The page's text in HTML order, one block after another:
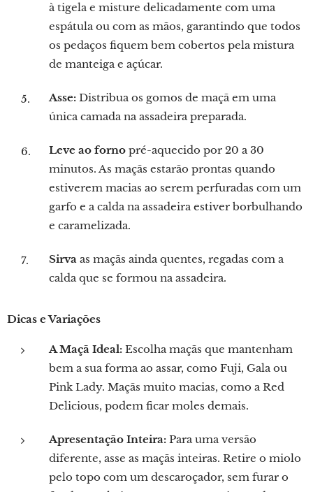
à tigela e misture delicadamente com uma
espátula ou com as mãos, garantindo que todos
os pedaços fiquem bem cobertos pela mistura
de manteiga e açúcar.
Asse: Distribua os gomos de maçã em uma
única camada na assadeira preparada.
Leve ao forno pré-aquecido por 20 a 30
minutos. As maçãs estarão prontas quando
estiverem macias ao serem perfuradas com um
garfo e a calda na assadeira estiver borbulhando
e caramelizada.
Sirva as maçãs ainda quentes, regadas com a
calda que se formou na assadeira.
Dicas e Variações
A Maçã Ideal: Escolha maçãs que mantenham
bem a sua forma ao assar, como Fuji, Gala ou
Pink Lady. Maçãs muito macias, como a Red
Delicious, podem ficar moles demais.
Apresentação Inteira: Para uma versão
diferente, asse as maçãs inteiras. Retire o miolo
pelo topo com um descaroçador, sem furar o